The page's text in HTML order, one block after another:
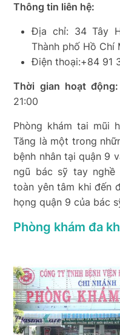
Thông tin liên hệ:
Địa chỉ: 34 Tây
Thành phố Hồ Chí
Điện thoại:+84 91
Thời gian hoạt động:
21:00
Phòng khám tai mũi
Tăng là một trong
bệnh nhân tại quận 9
ngũ bác sỹ tay nghề
toàn yên tâm khi đến
họng quận 9 của bác
Phòng khám đa